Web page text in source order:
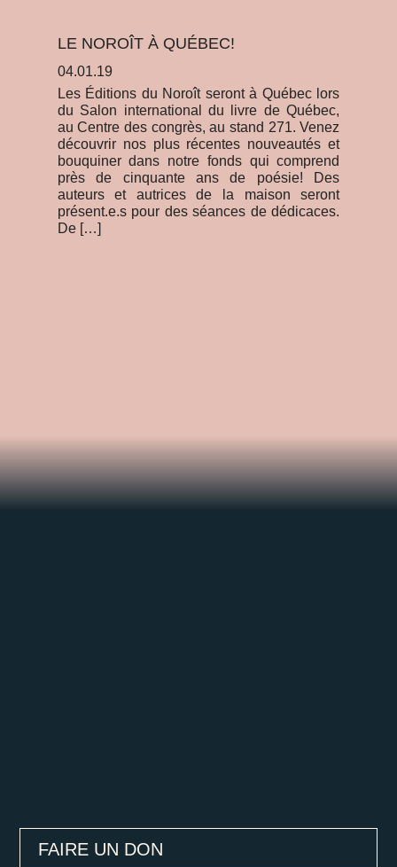
LE NOROÎT À QUÉBEC!
04.01.19
Les Éditions du Noroît seront à Québec lors
du Salon international du livre de Québec,
au Centre des congrès, au stand 271. Venez
découvrir nos plus récentes nouveautés et
bouquiner dans notre fonds qui comprend
près de cinquante ans de poésie! Des
auteurs et autrices de la maison seront
présent.e.s pour des séances de dédicaces.
De […]
FAIRE UN DON